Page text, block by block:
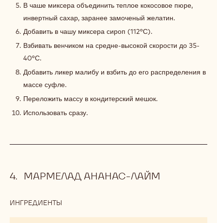
В чаше миксера объединить теплое кокосовое пюре,
инвертный сахар, заранее замоченый желатин.
Добавить в чашу миксера сироп (112°С).
Взбивать венчиком на средне-высокой скорости до 35-
40°С.
Добавить ликер малибу и взбить до его распределения в
массе суфле.
Переложить массу в кондитерский мешок.
Использовать сразу.
МАРМЕЛАД АНАНАС-ЛАЙМ
ИНГРЕДИЕНТЫ